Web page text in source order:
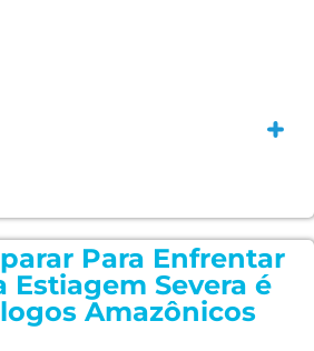
Para Enfrentar
Estiagem Severa é
Amazônicos